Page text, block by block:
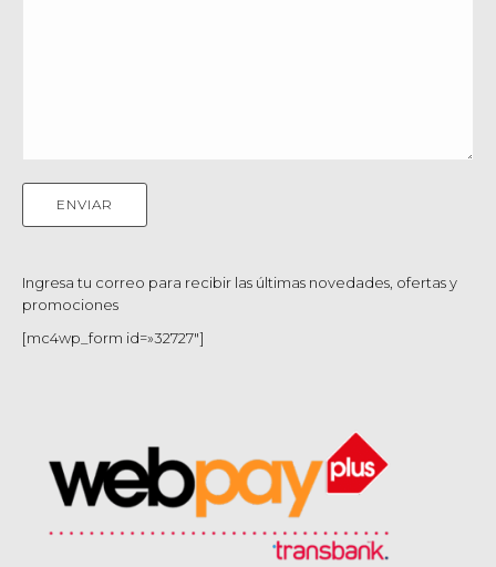
Ingresa tu correo para recibir las últimas novedades, ofertas y
promociones
[mc4wp_form id=»32727″]